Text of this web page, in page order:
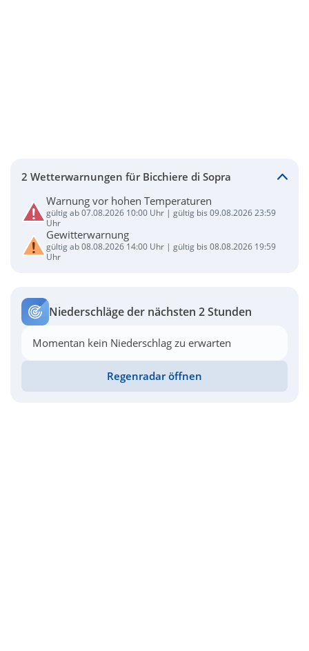
2 Wetterwarnungen für Bicchiere di Sopra
Warnung vor hohen Temperaturen
gültig ab 07.08.2026 10:00 Uhr | gültig bis 09.08.2026 23:59
Uhr
Gewitterwarnung
gültig ab 08.08.2026 14:00 Uhr | gültig bis 08.08.2026 19:59
Uhr
Niederschläge der nächsten 2 Stunden
Momentan kein Niederschlag zu erwarten
Regenradar öffnen